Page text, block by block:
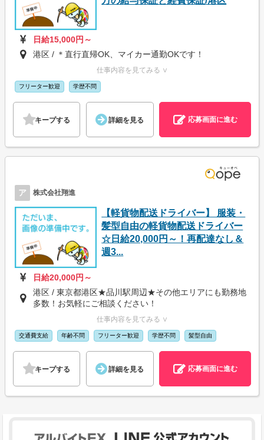
日給15,000円～
港区 / ＊直行直帰OK、マイカー通勤OKです！
仕事内容を見てみる ∨
フリーター歓迎 学歴不問
キープする 詳細を見る 応募画面に進む
ア 株式会社翔進
【軽貨物配送ドライバー】 服装・
髪型自由の軽貨物配送ドライバー
☆日給20,000円～！再配達なし＆
週3...
日給20,000円～
港区 / 東京都港区★品川駅周辺★その他エリアにも勤務地
多数！お気軽にご相談ください！
仕事内容を見てみる ∨
交通費支給 年齢不問 フリーター歓迎 学歴不問 髪型自由
キープする 詳細を見る 応募画面に進む